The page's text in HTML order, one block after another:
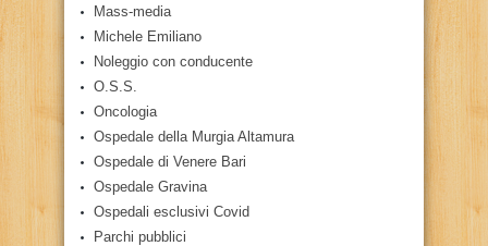
Mass-media
Michele Emiliano
Noleggio con conducente
O.S.S.
Oncologia
Ospedale della Murgia Altamura
Ospedale di Venere Bari
Ospedale Gravina
Ospedali esclusivi Covid
Parchi pubblici